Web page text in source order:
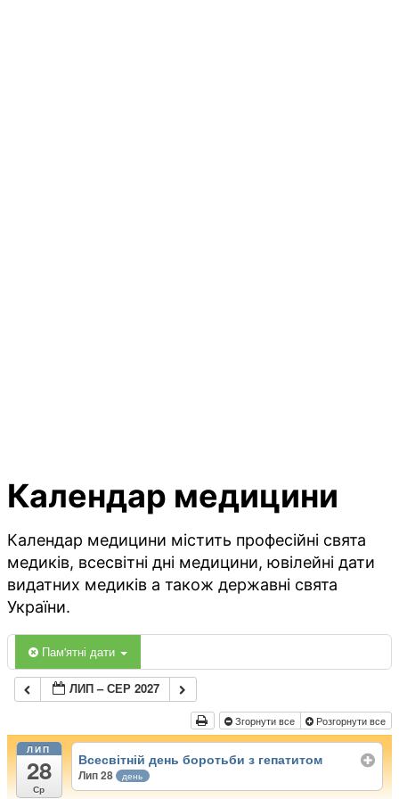
Календар медицини
Календар медицини містить професійні свята
медиків, всесвітні дні медицини, ювілейні дати
видатних медиків а також державні свята
України.
Пам'ятні дати
ЛИП – СЕР 2027
Згорнути все Розгорнути все
ЛИП
28
Ср
Всесвітній день боротьби з гепатитом
Лип 28 день